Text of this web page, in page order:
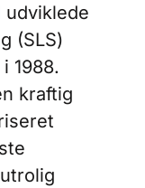
udviklede
(SLS)
1988.
kraftig